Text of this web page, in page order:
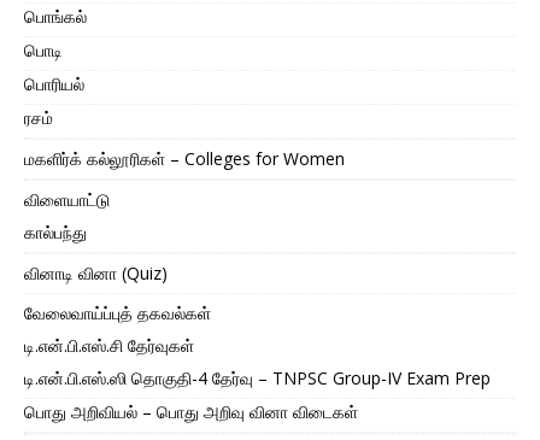
பொங்கல்
பொடி
பொரியல்
ரசம்
மகளிர்க் கல்லூரிகள் – Colleges for Women
விளையாட்டு
கால்பந்து
வினாடி வினா (Quiz)
வேலைவாய்ப்புத் தகவல்கள்
டி.என்.பி.எஸ்.சி தேர்வுகள்
டி.என்.பி.எஸ்.ஸி தொகுதி-4 தேர்வு – TNPSC Group-IV Exam Prep
பொது அறிவியல் – பொது அறிவு வினா விடைகள்